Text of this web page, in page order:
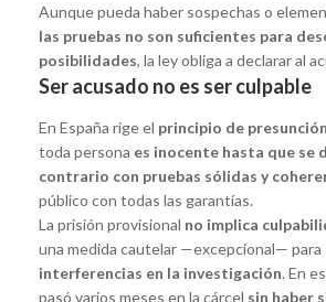
Aunque pueda haber sospechas o
las pruebas no son suficientes para
posibilidades, la ley obliga a declarar al
Ser acusado no es ser culpable
En España rige el principio de
toda persona es inocente hasta que se
contrario con pruebas sólidas y
público con todas las garantías.
La prisión provisional no implica
una medida cautelar —excepcional— para
interferencias en la investigación. En
pasó varios meses en la cárcel sin haber